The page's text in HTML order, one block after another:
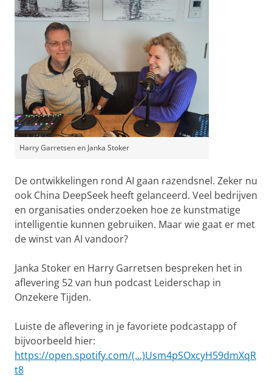
Harry Garretsen en Janka Stoker
De ontwikkelingen rond AI gaan razendsnel. Zeker nu
ook China DeepSeek heeft gelanceerd. Veel bedrijven
en organisaties onderzoeken hoe ze kunstmatige
intelligentie kunnen gebruiken. Maar wie gaat er met
de winst van AI vandoor?
Janka Stoker en Harry Garretsen bespreken het in
aflevering 52 van hun podcast Leiderschap in
Onzekere Tijden.
Luiste de aflevering in je favoriete podcastapp of
bijvoorbeeld hier:
https://open.spotify.com/(...)Usm4pSOxcyH59dmXqR
t8